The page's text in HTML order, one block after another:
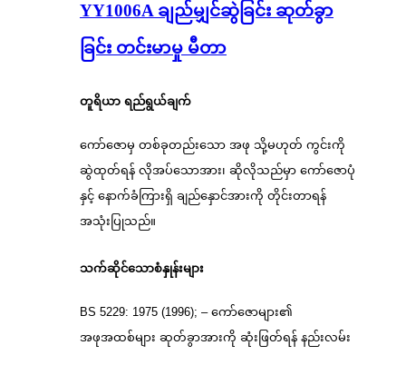
YY1006A ချည်မျှင်ဆွဲခြင်း ဆုတ်ခွာ
ခြင်း တင်းမာမှု မီတာ
တူရိယာ ရည်ရွယ်ချက်
ကော်ဇောမှ တစ်ခုတည်းသော အဖု သို့မဟုတ် ကွင်းကို
ဆွဲထုတ်ရန် လိုအပ်သောအား၊ ဆိုလိုသည်မှာ ကော်ဇောပုံ
နှင့် နောက်ခံကြားရှိ ချည်နှောင်အားကို တိုင်းတာရန်
အသုံးပြုသည်။
သက်ဆိုင်သောစံနှုန်းများ
BS 5229: 1975 (1996); – ကော်ဇောများ၏
အဖုအထစ်များ ဆုတ်ခွာအားကို ဆုံးဖြတ်ရန် နည်းလမ်း